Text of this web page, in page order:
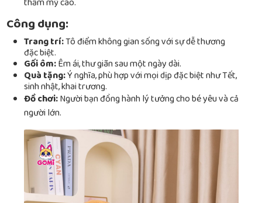
thẩm mỹ cao.
Công dụng:
Trang trí:Tô điểm không gian sống với sự dễ thương
đặc biệt.
Gối ôm:Êm ái, thư giãn sau một ngày dài.
Quà tặng:Ý nghĩa, phù hợp với mọi dịp đặc biệt như Tết,
sinh nhật, khai trương.
Đồ chơi:Người bạn đồng hành lý tưởng cho bé yêu và cả
người lớn.